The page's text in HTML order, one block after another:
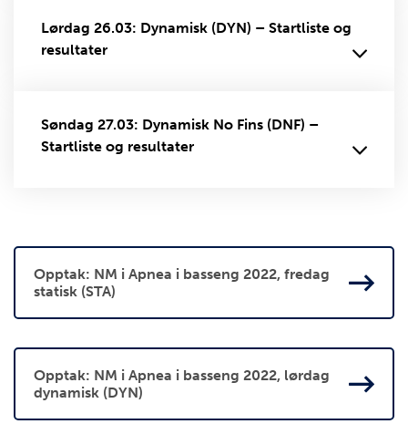
Lørdag 26.03: Dynamisk (DYN) – Startliste og
resultater
Søndag 27.03: Dynamisk No Fins (DNF) –
Startliste og resultater
Opptak: NM i Apnea i basseng 2022, fredag
statisk (STA)
Opptak: NM i Apnea i basseng 2022, lørdag
dynamisk (DYN)